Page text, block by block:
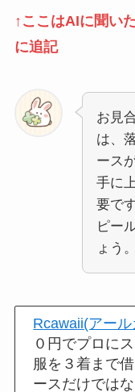
↑ここはAIに聞い
に追記
お見
は、
ース
手に
要で
ピー
ょう。
Rcawaii(アー
０円でプロに
服を３着まで
ースだけでは